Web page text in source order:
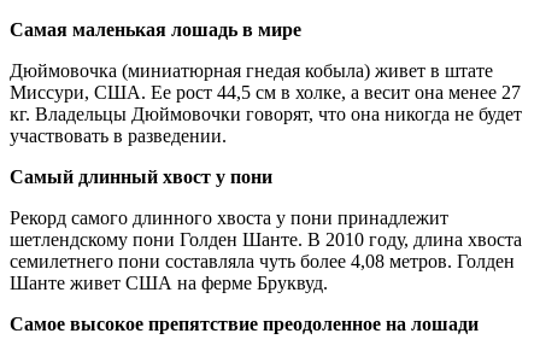
Самая маленькая лошадь в мире
Дюймовочка (миниатюрная гнедая кобыла) живет в штате
Миссури, США. Ее рост 44,5 см в холке, а весит она менее 27
кг. Владельцы Дюймовочки говорят, что она никогда не будет
участвовать в разведении.
Самый длинный хвост у пони
Рекорд самого длинного хвоста у пони принадлежит
шетлендскому пони Голден Шанте. В 2010 году, длина хвоста
семилетнего пони составляла чуть более 4,08 метров. Голден
Шанте живет США на ферме Бруквуд.
Самое высокое препятствие преодоленное на лошади